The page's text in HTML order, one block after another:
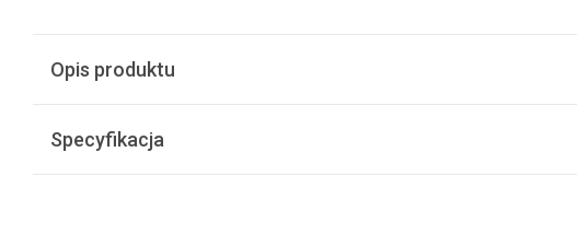
Opis produktu
Specyfikacja